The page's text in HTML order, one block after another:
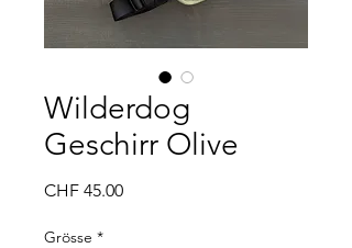
Wilderdog
Geschirr Olive
CHF 45.00Preis
Grösse *